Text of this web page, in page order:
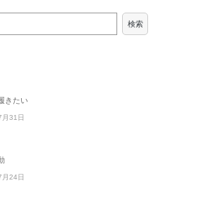
検索
きたい
31日
24日